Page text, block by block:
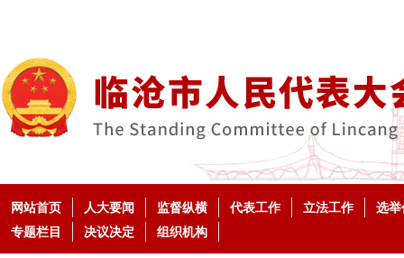
网站首页 人大要闻 监督纵横 代表工作 立法工作
选举
专题栏目
决议决定 组织机构